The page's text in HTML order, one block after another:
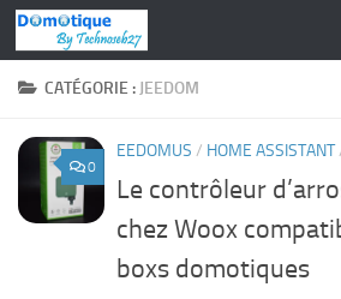
Skip to content
CATÉGORIE : JEEDOM
0
EEDOMUS / HOME ASSISTANT
Le contrôleur
chez Woox
boxs domotiques